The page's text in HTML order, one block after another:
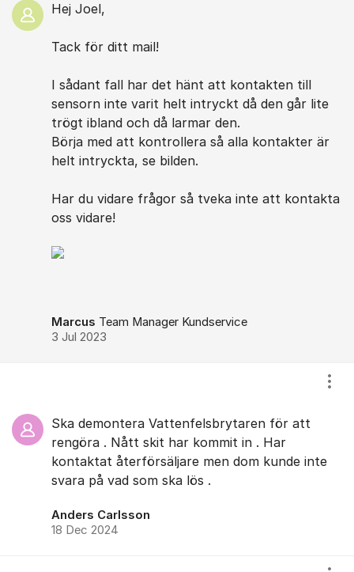
Hej Joel,
Tack för ditt mail!
I sådant fall har det hänt att kontakten till
sensorn inte varit helt intryckt då den går lite
trögt ibland och då larmar den.
Börja med att kontrollera så alla kontakter är
helt intryckta, se bilden.
Har du vidare frågor så tveka inte att kontakta
oss vidare!
Marcus Team Manager Kundservice
3 Jul 2023
Ska demontera Vattenfelsbrytaren för att
rengöra . Nått skit har kommit in . Har
kontaktat återförsäljare men dom kunde inte
svara på vad som ska lös .
Anders Carlsson
18 Dec 2024